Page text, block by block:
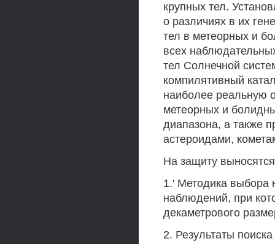
крупных тел.
о различиях в их
тел в метеорных и
всех
тел Солнечной
компилятивный
наиболее реальную
метеорных и
диапазона, а также
астероидами,
На защиту
1.' Методика выбора
наблюдений, при
декаметрового
2. Результаты